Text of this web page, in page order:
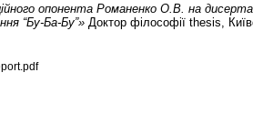
опонента Романенко О.В. на
“Бу-Ба-Бу”» Доктор філософії thesis,